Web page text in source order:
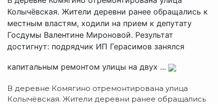
Колычёвская. Жители деревни ранее обращались к
местным властям, ходили на прием к депутату
Госдумы Валентине Мироновой. Результат
достигнут: подрядчик ИП Герасимов занялся
капитальным ремонтом улицы на двух ...
В деревне Комягино отремонтирована улица
Колычёвская. Жители деревни ранее обращались